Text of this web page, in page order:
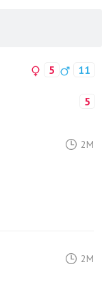
5 11
5
2M
2M